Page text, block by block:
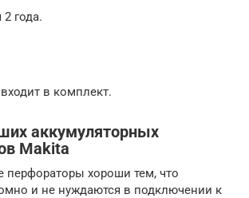
2 года.
в комплект.
аккумуляторных
Makita
перфораторы хороши тем, что
и не нуждаются в подключении к